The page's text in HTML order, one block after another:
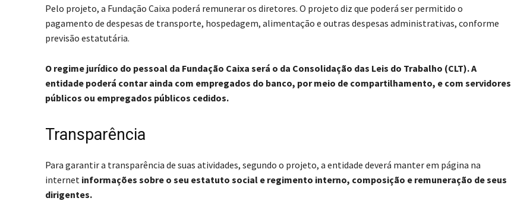
Pelo projeto, a Fundação Caixa poderá remunerar os diretores. O projeto diz que poderá ser permitido o
pagamento de despesas de transporte, hospedagem, alimentação e outras despesas administrativas, conforme
previsão estatutária.
O regime jurídico do pessoal da Fundação Caixa será o da Consolidação das Leis do Trabalho (CLT). A
entidade poderá contar ainda com empregados do banco, por meio de compartilhamento, e com servidores
públicos ou empregados públicos cedidos.
Transparência
Para garantir a transparência de suas atividades, segundo o projeto, a entidade deverá manter em página na
internet informações sobre o seu estatuto social e regimento interno, composição e remuneração de seus
dirigentes.